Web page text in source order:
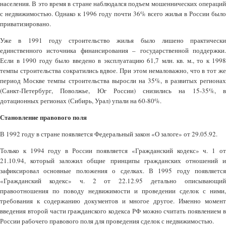
населения. В это время в стране наблюдался подъем мошеннических операций
с недвижимостью. Однако к 1996 году почти 36% всего жилья в России было
приватизировано.
Уже в 1991 году строительство жилья было лишено практически
единственного источника финансирования – государственной поддержки.
Если в 1990 году было введено в эксплуатацию 61,7 млн. кв. м., то к 1998
темпы строительства сократились вдвое. При этом немаловажно, что в тот же
период Москве темпы строительства выросли на 35%, в развитых регионах
(Санкт-Петербург, Поволжье, Юг России) снизились на 15-35%, в
дотационных регионах (Сибирь, Урал) упали на 60-80%.
Становление правового поля
В 1992 году в стране появляется Федеральный закон «О залоге» от 29.05.92.
Только к 1994 году в России появляется «Гражданский кодекс» ч. 1 от
21.10.94, который заложил общие принципы гражданских отношений и
зафиксировал основные положения о сделках. В 1995 году появляется
«Гражданский кодекс» ч. 2 от 22.12.95 детально описывающий
правоотношения по поводу недвижимости и проведении сделок с ними,
требования к содержанию документов и многое другое. Именно момент
введения второй части гражданского кодекса РФ можно считать появлением в
России рабочего правового поля для проведения сделок с недвижимостью.